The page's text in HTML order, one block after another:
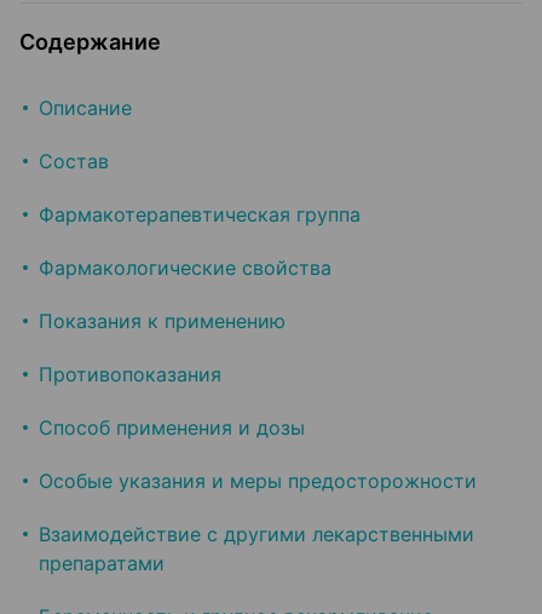
Содержание
Описание
Состав
Фармакотерапевтическая группа
Фармакологические свойства
Показания к применению
Противопоказания
Способ применения и дозы
Особые указания и меры предосторожности
Взаимодействие с другими лекарственными
препаратами